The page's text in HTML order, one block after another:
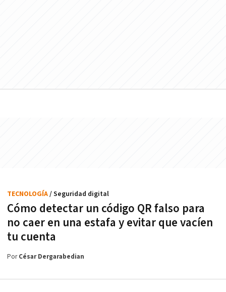
Cómo detectar un código QR falso para
no caer en una estafa y evitar que vacíen
tu cuenta
TECNOLOGÍA/ Seguridad digital
PorCésar Dergarabedian